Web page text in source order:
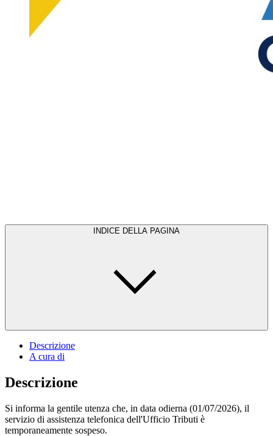
INDICE DELLA PAGINA
Descrizione
A cura di
Descrizione
Si informa la gentile utenza che, in data odierna (01/07/2026), il
servizio di assistenza telefonica dell'Ufficio Tributi è
temporaneamente sospeso.